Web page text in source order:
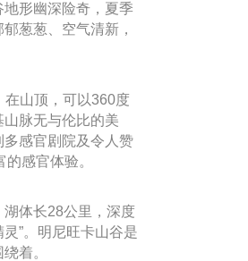
形幽深险奇，夏季
葱葱、空气清新，
在山顶，可以360度
脉无与伦比的美
感官剧院及令人赞
感官体验。
体长28公里，深度
”。明尼旺卡山谷是
着。